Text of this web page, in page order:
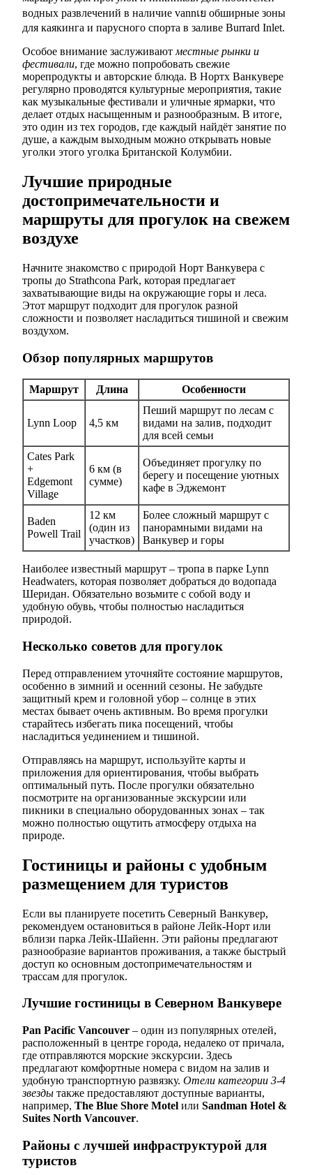
водных развлечений в наличие vannเย обширные зоны
для каякинга и парусного спорта в заливе Burrard Inlet.
Особое внимание заслуживают местные рынки и
фестивали, где можно попробовать свежие
морепродукты и авторские блюда. В Нортх Ванкувере
регулярно проводятся культурные мероприятия, такие
как музыкальные фестивали и уличные ярмарки, что
делает отдых насыщенным и разнообразным. В итоге,
это один из тех городов, где каждый найдёт занятие по
душе, а каждым выходным можно открывать новые
уголки этого уголка Британской Колумбии.
Лучшие природные
достопримечательности и
маршруты для прогулок на свежем
воздухе
Начните знакомство с природой Норт Ванкувера с
тропы до Strathcona Park, которая предлагает
захватывающие виды на окружающие горы и леса.
Этот маршрут подходит для прогулок разной
сложности и позволяет насладиться тишиной и свежим
воздухом.
Обзор популярных маршрутов
Маршрут Длина Особенности
Lynn Loop 4,5 км
Пеший маршрут по лесам с
видами на залив, подходит
для всей семьи
Cates Park
+
Edgemont
Village
6 км (в
сумме)
Объединяет прогулку по
берегу и посещение уютных
кафе в Эджемонт
Baden
Powell Trail
12 км
(один из
участков)
Более сложный маршрут с
панорамными видами на
Ванкувер и горы
Наиболее известный маршрут – тропа в парке Lynn
Headwaters, которая позволяет добраться до водопада
Шеридан. Обязательно возьмите с собой воду и
удобную обувь, чтобы полностью насладиться
природой.
Несколько советов для прогулок
Перед отправлением уточняйте состояние маршрутов,
особенно в зимний и осенний сезоны. Не забудьте
защитный крем и головной убор – солнце в этих
местах бывает очень активным. Во время прогулки
старайтесь избегать пика посещений, чтобы
насладиться уединением и тишиной.
Отправляясь на маршрут, используйте карты и
приложения для ориентирования, чтобы выбрать
оптимальный путь. После прогулки обязательно
посмотрите на организованные экскурсии или
пикники в специально оборудованных зонах – так
можно полностью ощутить атмосферу отдыха на
природе.
Гостиницы и районы с удобным
размещением для туристов
Если вы планируете посетить Северный Ванкувер,
рекомендуем остановиться в районе Лейк-Норт или
вблизи парка Лейк-Шайенн. Эти районы предлагают
разнообразие вариантов проживания, а также быстрый
доступ ко основным достопримечательностям и
трассам для прогулок.
Лучшие гостиницы в Северном Ванкувере
Pan Pacific Vancouver – один из популярных отелей,
расположенный в центре города, недалеко от причала,
где отправляются морские экскурсии. Здесь
предлагают комфортные номера с видом на залив и
удобную транспортную развязку. Отели категории 3-4
звезды также предоставляют доступные варианты,
например, The Blue Shore Motel или Sandman Hotel &
Suites North Vancouver.
Районы с лучшей инфраструктурой для
туристов